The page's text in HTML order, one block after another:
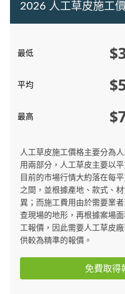
2026 人工草皮施工
最低
平均
最高
人工草皮施工價格主要分為
用兩部分，人工草皮主要以
目前的市場行情大約落在每
之間，並根據產地、款式、
異；而施工費用由於需要業
查現場的地形，再根據案場
工報價，因此需要人工草皮
供較為精準的報價。
免費取得